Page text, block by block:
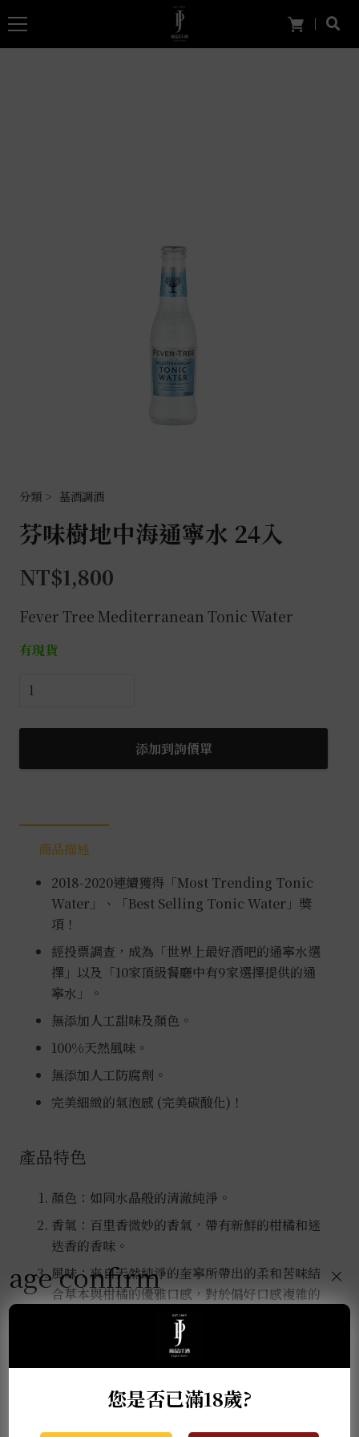
基酒調酒
芬味樹地中海通寧水 24入
NT$1,800
Fever Tree Mediterranean Tonic Water
有現貨
芬
樹
中
寧
添加到詢價單
商品描述
2018-2020連續獲得「Most Trending Tonic
Water」、「Best Selling Tonic Water」獎
項！
經投票調查，成為「世界上最好酒吧的通寧水選
擇」以及「10家頂級餐廳中有9家選擇提供的通
寧水」。
無添加人工甜味及顏色。
100%天然風味。
無添加人工防腐劑。
完美細緻的氣泡感 (完美碳酸化)！
產品特色
顏色：如同水晶般的清澈純淨。
香氣：百里香微妙的香氣，帶有新鮮的柑橘和迷
迭香的香味。
風味：來自天然純淨的奎寧所帶出的柔和苦味結
合草本與柑橘的優雅口感，對於偏好口感複雜的
伏特加愛好者，這是一種全新的體驗。
口感：高度碳酸化的通寧水中小氣泡使口感滑順
同時可將伏特加風味完美的呈現於口中。
age confirm
您是否已滿18歲?
×